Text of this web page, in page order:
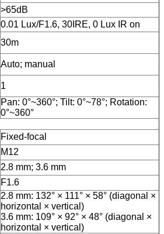
>65dB
0.01 Lux/F1.6, 30IRE, 0 Lux IR on
30m
Auto; manual
1
Pan: 0°~360°; Tilt: 0°~78°; Rotation:
0°~360°
Fixed-focal
M12
2.8 mm; 3.6 mm
F1.6
2.8 mm: 132° × 111° × 58° (diagonal ×
horizontal × vertical)
3.6 mm: 109° × 92° × 48° (diagonal ×
horizontal × vertical)